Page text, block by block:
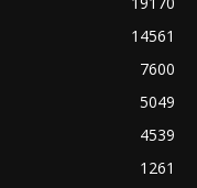
14561
7600
5049
4539
1261